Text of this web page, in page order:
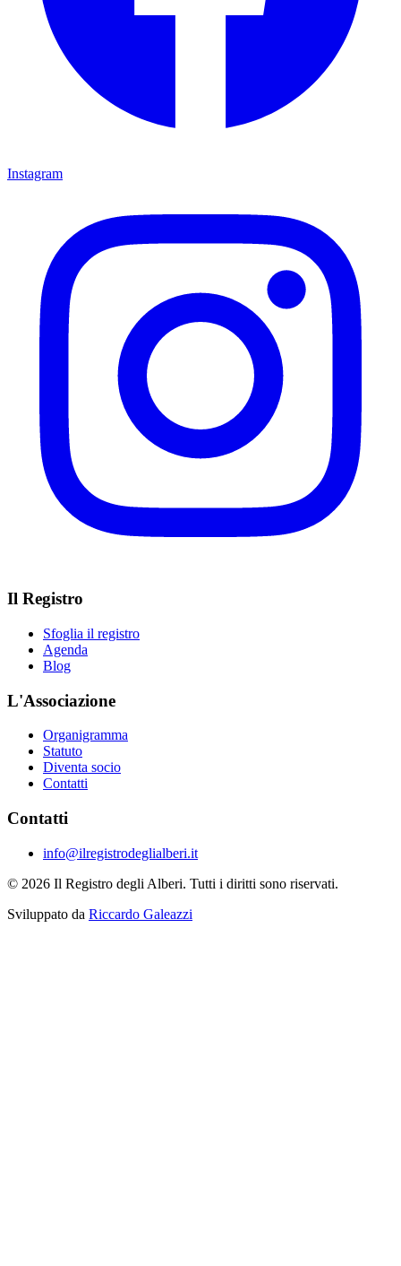
Instagram
Il Registro
Sfoglia il registro
Agenda
Blog
L'Associazione
Organigramma
Statuto
Diventa socio
Contatti
Contatti
info@ilregistrodeglialberi.it
© 2026 Il Registro degli Alberi. Tutti i diritti sono riservati.
Sviluppato da Riccardo Galeazzi